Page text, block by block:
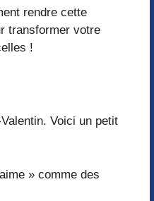
rendre cette
transformer votre
!
Voici un petit
» comme des